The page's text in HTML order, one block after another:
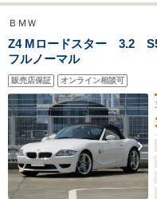
ＢＭＷ
Z4 Mロードスター 3.2
フルノーマル
販売店保証 オンライン相談可